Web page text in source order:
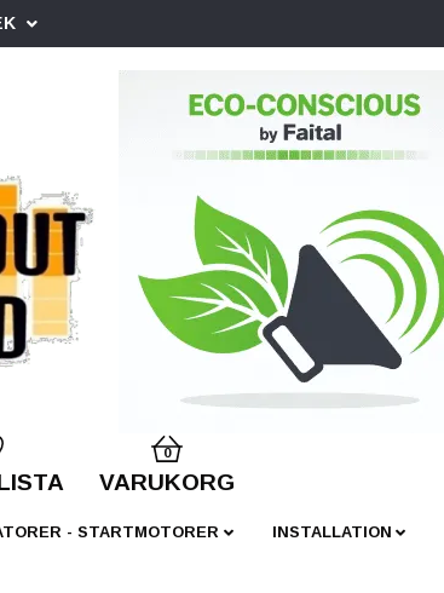
0
VARUKORG
- STARTMOTORER INSTALLATION